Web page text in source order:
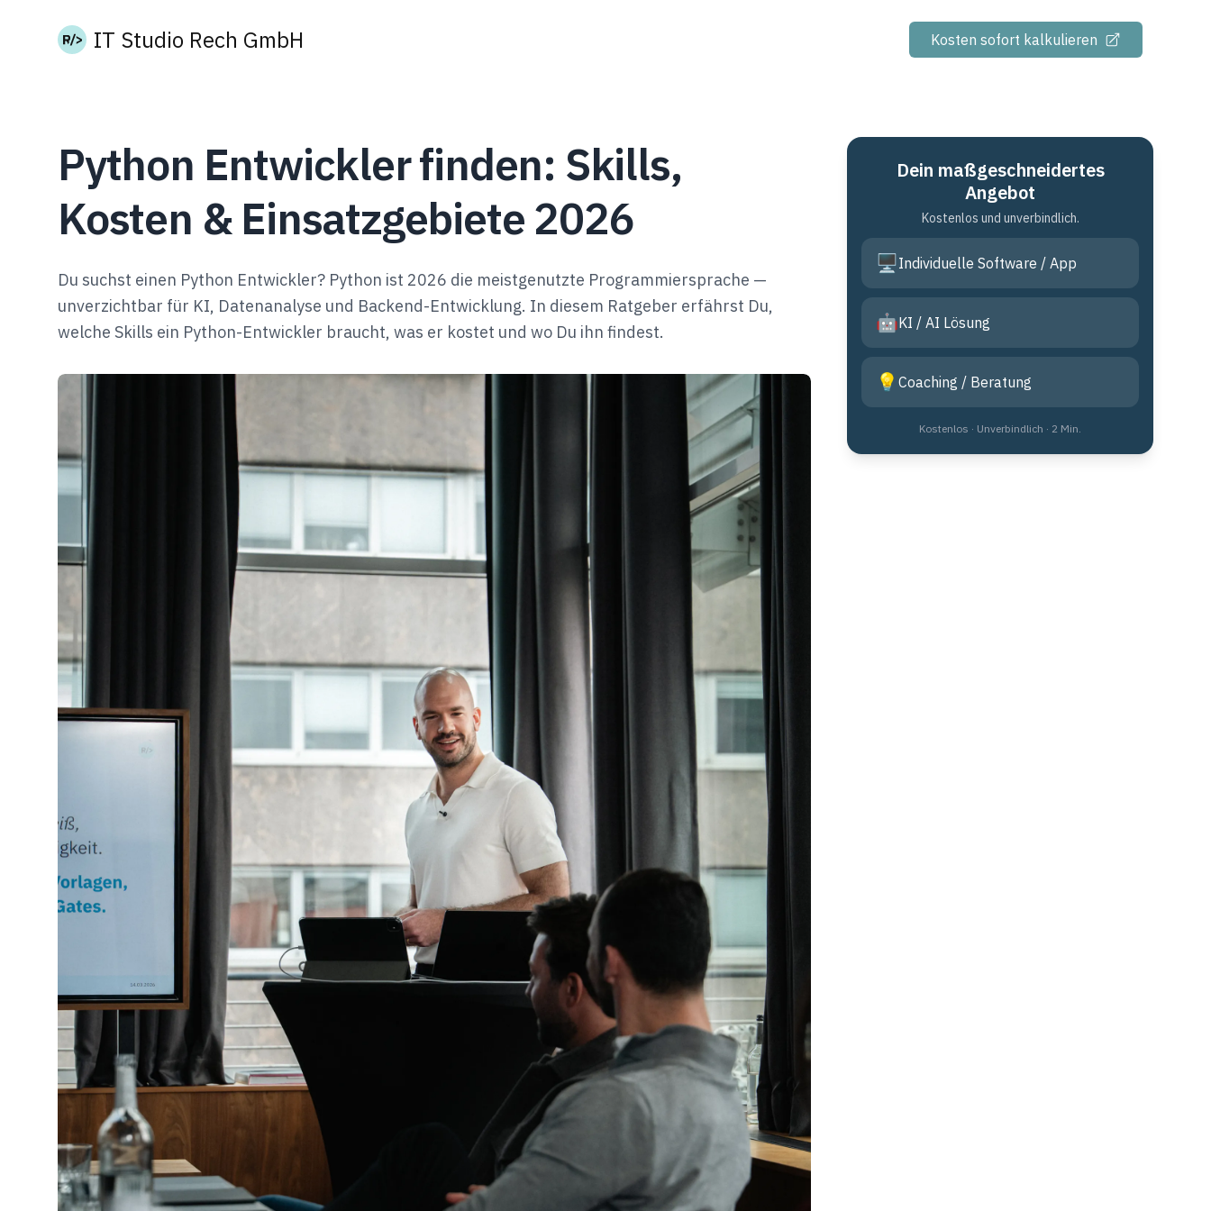
IT Studio Rech GmbH Kosten sofort kalkulieren
Python Entwickler finden: Skills,
Kosten & Einsatzgebiete 2026
Du suchst einen Python Entwickler? Python ist 2026 die meistgenutzte Programmiersprache —
unverzichtbar für KI, Datenanalyse und Backend-Entwicklung. In diesem Ratgeber erfährst Du,
welche Skills ein Python-Entwickler braucht, was er kostet und wo Du ihn findest.
Dein maßgeschneidertes
Angebot
Kostenlos und unverbindlich.
🖥️Individuelle Software / App
🤖KI / AI Lösung
💡 Coaching / Beratung
Kostenlos · Unverbindlich · 2 Min.